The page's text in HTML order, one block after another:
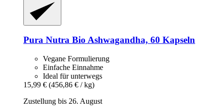
Pura Nutra Bio Ashwagandha, 60 Kapseln
Vegane Formulierung
Einfache Einnahme
Ideal für unterwegs
15,99 € (456,86 € / kg)
Zustellung bis 26. August